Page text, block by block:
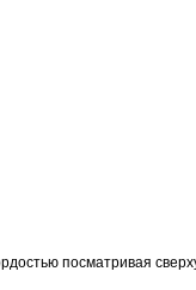
посматривая